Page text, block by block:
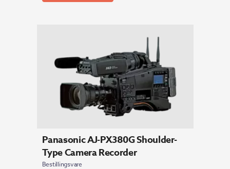
Panasonic AJ-PX380G Shoulder-
Type Camera Recorder
Bestillingsvare